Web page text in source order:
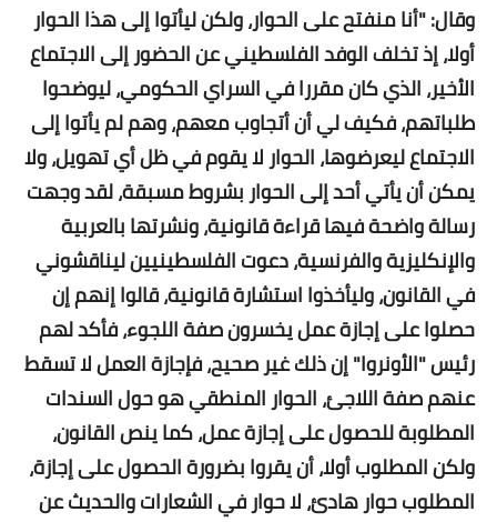
وقال: "أنا منفتح على الحوار، ولكن ليأتوا إلى هذا الحوار
أولا، إذ تخلف الوفد الفلسطيني عن الحضور إلى الاجتماع
الأخير، الذي كان مقررا في السراي الحكومي، ليوضحوا
طلباتهم، فكيف لي أن أتجاوب معهم، وهم لم يأتوا إلى
الاجتماع ليعرضوها، الحوار لا يقوم في ظل أي تهويل، ولا
يمكن أن يأتي أحد إلى الحوار بشروط مسبقة، لقد وجهت
رسالة واضحة فيها قراءة قانونية، ونشرتها بالعربية
والإنكليزية والفرنسية، دعوت الفلسطينيين ليناقشوني
في القانون، وليأخذوا استشارة قانونية، قالوا إنهم إن
حصلوا على إجازة عمل يخسرون صفة اللجوء، فأكد لهم
رئيس "الأونروا" إن ذلك غير صحيح، فإجازة العمل لا تسقط
عنهم صفة اللاجئ، الحوار المنطقي هو حول السندات
المطلوبة للحصول على إجازة عمل، كما ينص القانون،
ولكن المطلوب أولا، أن يقروا بضرورة الحصول على إجازة،
المطلوب حوار هادئ، لا حوار في الشعارات والحديث عن